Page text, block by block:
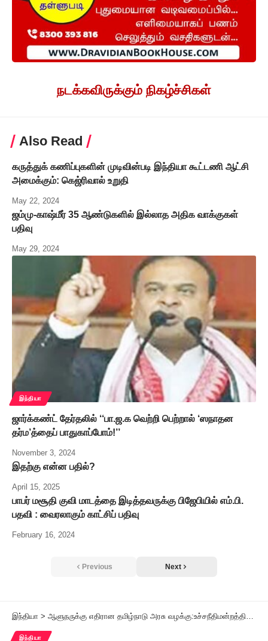
நடக்கவிருக்கும் நிகழ்ச்சிகள்
Also Read
கருத்துக் கணிப்புகளின் முடிவின்படி இந்தியா கூட்டணி ஆட்சி
அமைக்கும்: கெஜ்ரிவால் உறுதி
May 22, 2024
ஜம்மு-காஷ்மீர் 35 ஆண்டுகளில் இல்லாத அதிக வாக்குகள்
பதிவு
May 29, 2024
இந்தியா
ஜார்க்கண்ட் தேர்தலில் ‘‘பா.ஜ.க வெற்றி பெற்றால் ‘ஸநாதன
தர்ம’த்தைப் பாதுகாப்போம்!’’
November 3, 2024
இதற்கு என்ன பதில்?
April 15, 2025
பாபர் மசூதி குவி மாடத்தை இடித்தவருக்கு பிஜேபியில் எம்.பி.
பதவி : வைரலாகும் காட்சிப் பதிவு
February 16, 2024
Previous Next
இந்தியா > ஆளுநருக்கு எதிரான தமிழ்நாடு அரசு வழக்கு:உச்சநீதிமன்றத்தின் 12 கேள்விகள்
இந்தியா